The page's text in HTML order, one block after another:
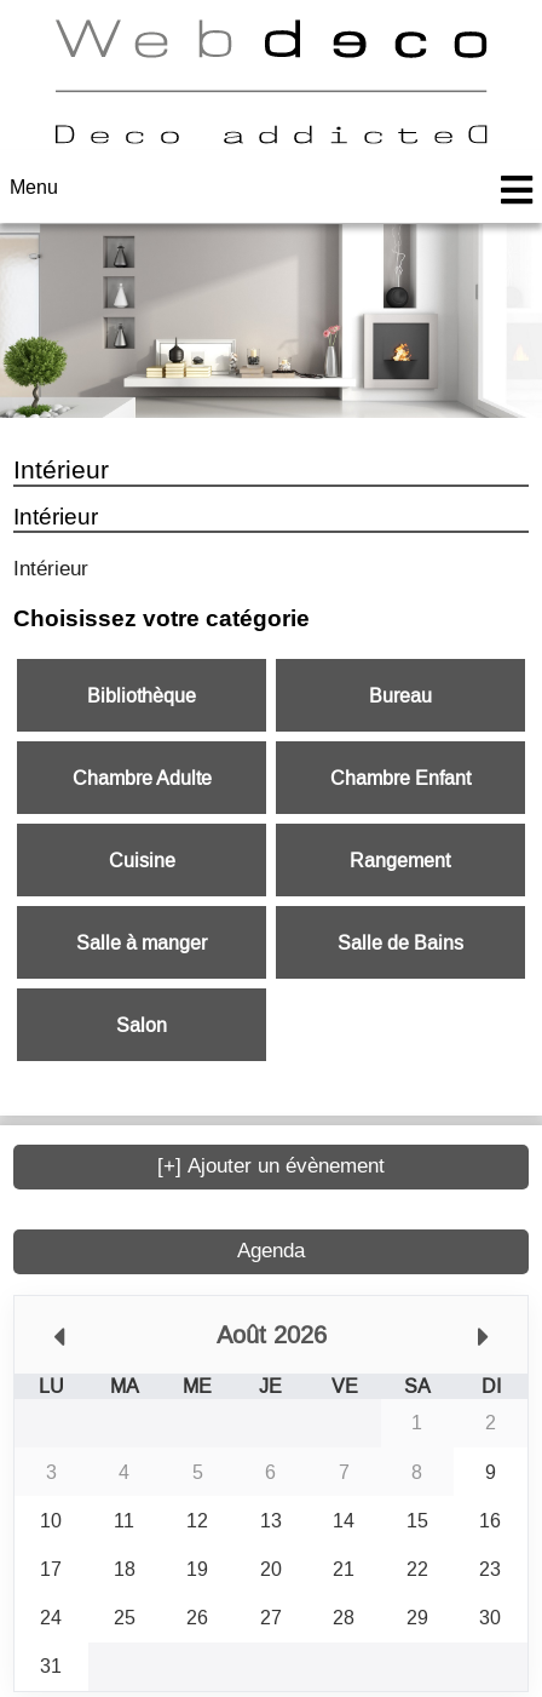
Menu
Intérieur
Intérieur
Intérieur
Choisissez votre catégorie
Bibliothèque Bureau
Chambre Adulte Chambre Enfant
Cuisine Rangement
Salle à manger Salle de Bains
Salon
Agenda
Août 2026
LU MA ME JE VE SA
DI
1
2
3
4 5 6 7 8
9
10
11 12 13 14 15
16
17
18 19 20 21 22
23
24
25 26 27 28 29
30
31
[+] Ajouter un évènement